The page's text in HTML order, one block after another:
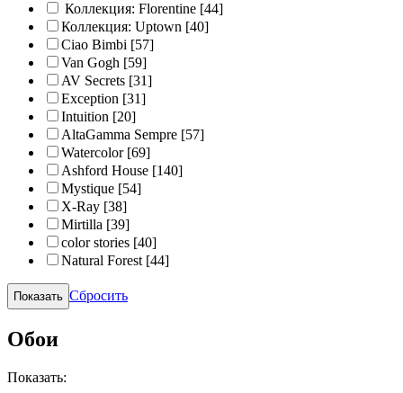
Коллекция: Florentine [44]
Коллекция: Uptown [40]
Ciao Bimbi [57]
Van Gogh [59]
AV Secrets [31]
Exception [31]
Intuition [20]
AltaGamma Sempre [57]
Watercolor [69]
Ashford House [140]
Mystique [54]
X-Ray [38]
Mirtilla [39]
color stories [40]
Natural Forest [44]
Сбросить
Обои
Показать: